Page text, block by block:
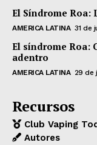
El Síndrome Roa:
AMERICA LATINA 31 de
El síndrome Roa:
adentro
AMERICA LATINA 29 de
Recursos
Club Vaping
Autores